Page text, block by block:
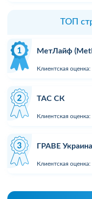
ТОП
МетЛайф
Клиентская оценка:
ТАС СК
Клиентская оценка:
ГРАВЕ
Клиентская оценка: